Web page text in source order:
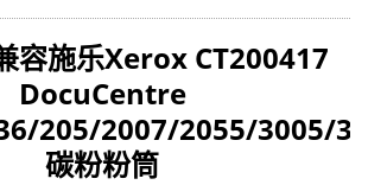
容施乐Xerox CT200417
DocuCentre
205/2007/2055/3005/
碳粉粉筒